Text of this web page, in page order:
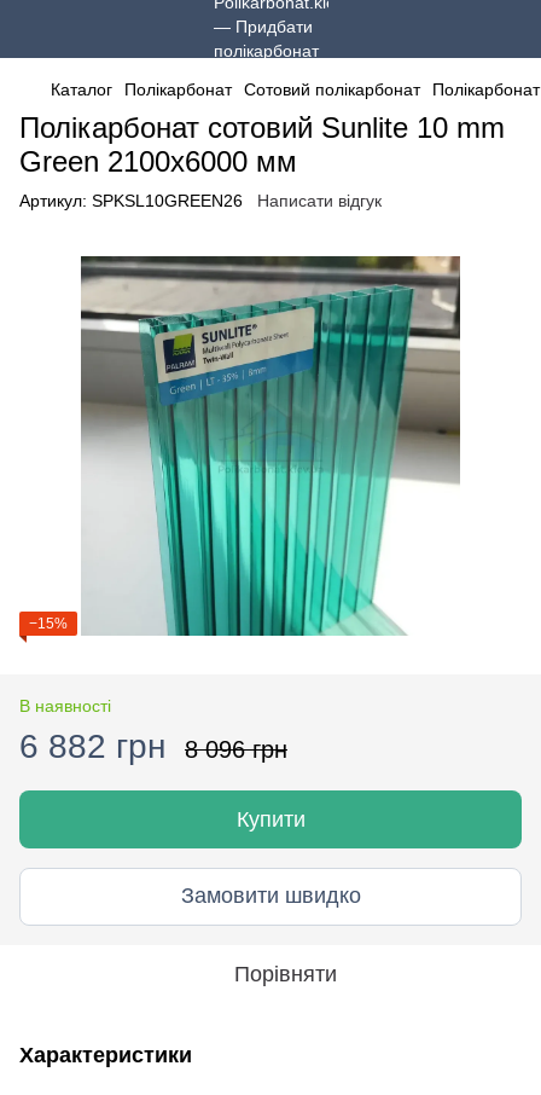
Каталог Полікарбонат Сотовий полікарбонат
Полікарбонат сотовий Sunlite 10 mm
Green 2100x6000 мм
Артикул: SPKSL10GREEN26 Написати відгук
−15%
В наявності
6 882 грн 8 096 грн
Купити
Замовити швидко
Порівняти
Характеристики